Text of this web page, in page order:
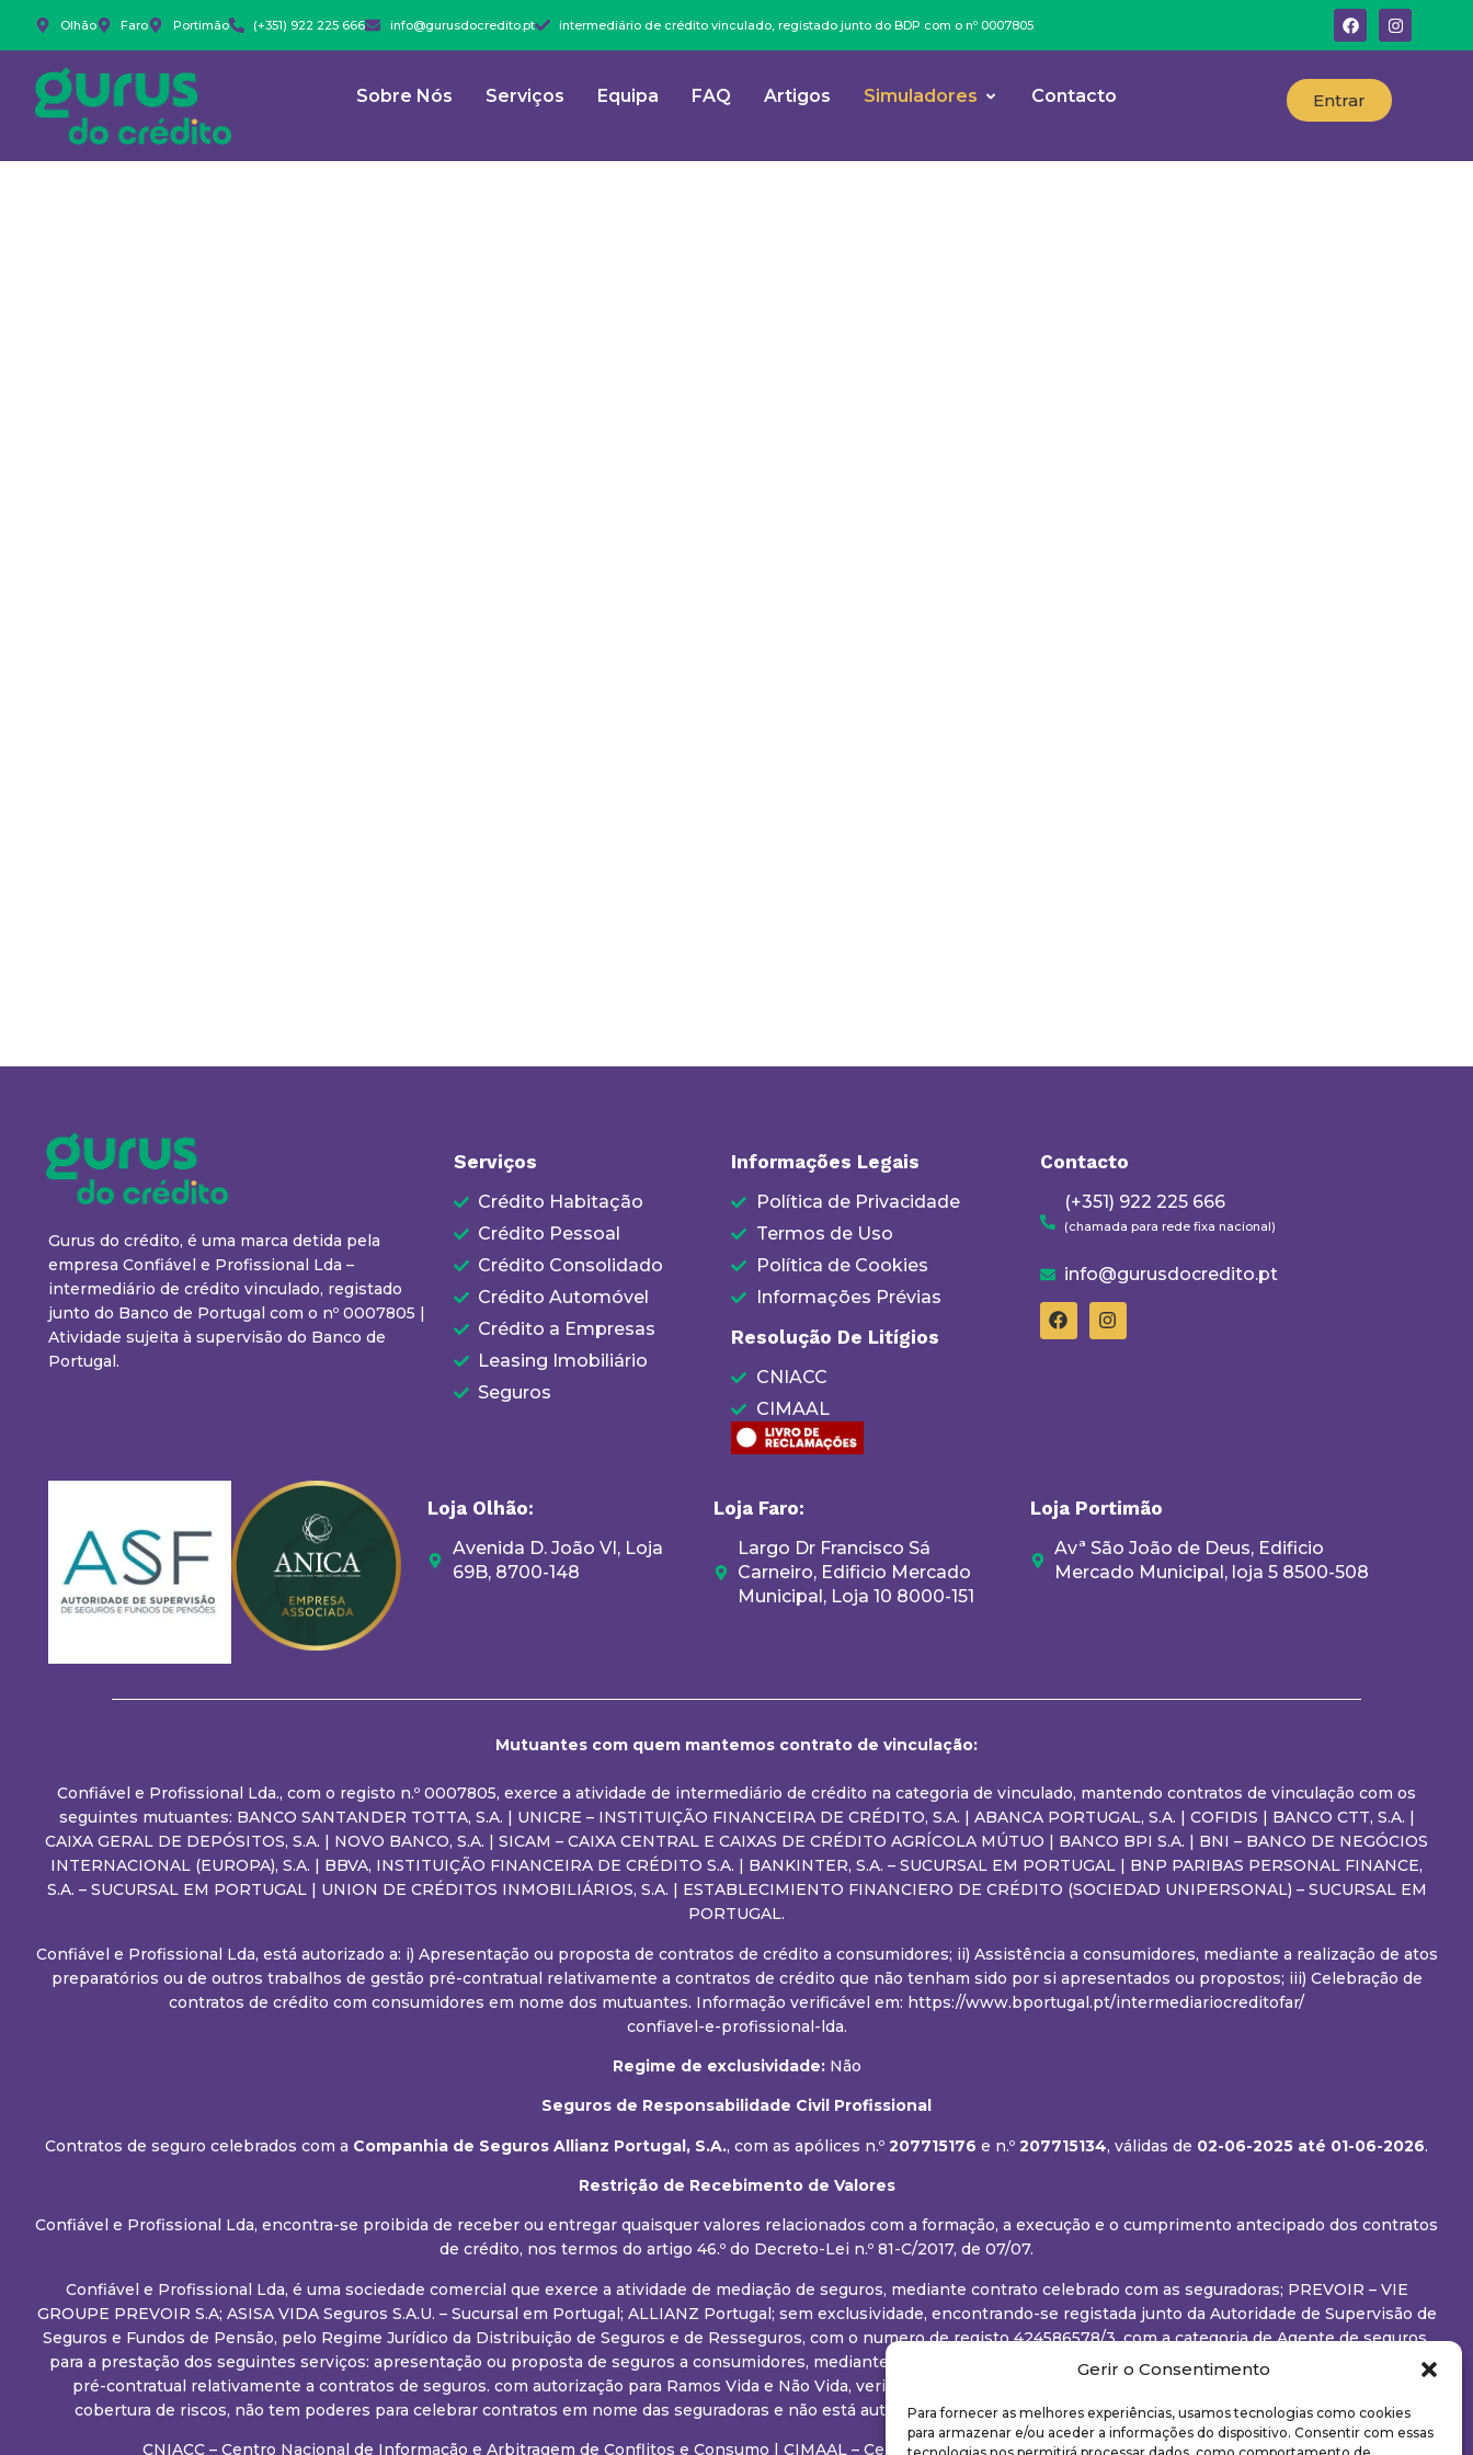
Gerir o Consentimento
Para fornecer as melhores experiências, usamos tecnologias como cookies
para armazenar e/ou aceder a informações do dispositivo. Consentir com essas
Olhão Faro Portimão (+351) 922 225 666 info@gurusdocredito.pt intermediário de crédito vinculado, registado junto do BDP com o nº 0007805
Sobre Nós Serviços Equipa FAQ Artigos Simuladores Contacto Entrar
Gurus do crédito, é uma marca detida pela
empresa Confiável e Profissional Lda –
intermediário de crédito vinculado, registado
junto do Banco de Portugal com o nº 0007805 |
Atividade sujeita à supervisão do Banco de
Portugal.
Serviços
Crédito Habitação
Crédito Pessoal
Crédito Consolidado
Crédito Automóvel
Crédito a Empresas
Leasing Imobiliário
Seguros
Informações Legais
Política de Privacidade
Termos de Uso
Política de Cookies
Informações Prévias
Resolução De Litígios
CNIACC
CIMAAL
Contacto
(+351) 922 225 666
(chamada para rede fixa nacional)
info@gurusdocredito.pt
Loja Olhão:
Avenida D. João VI, Loja
69B, 8700-148
Loja Faro:
Largo Dr Francisco Sá
Carneiro, Edificio Mercado
Municipal, Loja 10 8000-151
Loja Portimão
Avª São João de Deus, Edificio
Mercado Municipal, loja 5 8500-508
Mutuantes com quem mantemos contrato de vinculação:
Confiável e Profissional Lda., com o registo n.º 0007805, exerce a atividade de intermediário de crédito na categoria de vinculado, mantendo contratos de vinculação com os
seguintes mutuantes: BANCO SANTANDER TOTTA, S.A. | UNICRE – INSTITUIÇÃO FINANCEIRA DE CRÉDITO, S.A. | ABANCA PORTUGAL, S.A. | COFIDIS | BANCO CTT, S.A. |
CAIXA GERAL DE DEPÓSITOS, S.A. | NOVO BANCO, S.A. | SICAM – CAIXA CENTRAL E CAIXAS DE CRÉDITO AGRÍCOLA MÚTUO | BANCO BPI S.A. | BNI – BANCO DE NEGÓCIOS
INTERNACIONAL (EUROPA), S.A. | BBVA, INSTITUIÇÃO FINANCEIRA DE CRÉDITO S.A. | BANKINTER, S.A. – SUCURSAL EM PORTUGAL | BNP PARIBAS PERSONAL FINANCE,
S.A. – SUCURSAL EM PORTUGAL | UNION DE CRÉDITOS INMOBILIÁRIOS, S.A. | ESTABLECIMIENTO FINANCIERO DE CRÉDITO (SOCIEDAD UNIPERSONAL) – SUCURSAL EM
PORTUGAL.
Confiável e Profissional Lda, está autorizado a: i) Apresentação ou proposta de contratos de crédito a consumidores; ii) Assistência a consumidores, mediante a realização de atos
preparatórios ou de outros trabalhos de gestão pré-contratual relativamente a contratos de crédito que não tenham sido por si apresentados ou propostos; iii) Celebração de
contratos de crédito com consumidores em nome dos mutuantes. Informação verificável em: https://www.bportugal.pt/intermediariocreditofar/
confiavel-e-profissional-lda.
Regime de exclusividade:Não
Seguros de Responsabilidade Civil Profissional
Contratos de seguro celebrados com a Companhia de Seguros Allianz Portugal, S.A., com as apólices n.º 207715176 e n.º 207715134, válidas de 02-06-2025 até 01-06-2026.
Restrição de Recebimento de Valores
Confiável e Profissional Lda, encontra-se proibida de receber ou entregar quaisquer valores relacionados com a formação, a execução e o cumprimento antecipado dos contratos
de crédito, nos termos do artigo 46.º do Decreto-Lei n.º 81-C/2017, de 07/07.
Confiável e Profissional Lda, é uma sociedade comercial que exerce a atividade de mediação de seguros, mediante contrato celebrado com as seguradoras; PREVOIR – VIE
GROUPE PREVOIR S.A; ASISA VIDA Seguros S.A.U. – Sucursal em Portugal; ALLIANZ Portugal; sem exclusividade, encontrando-se registada junto da Autoridade de Supervisão de
Seguros e Fundos de Pensão, pelo Regime Jurídico da Distribuição de Seguros e de Resseguros, com o numero de registo 424586578/3, com a categoria de Agente de seguros,
para a prestação dos seguintes serviços: apresentação ou proposta de seguros a consumidores, mediante a realização de atos preparatórios ou de outros trabalhos de gestão
pré-contratual relativamente a contratos de seguros. com autorização para Ramos Vida e Não Vida, verificável em www.asf.com.pt. O mediador de seguros não assume a
cobertura de riscos, não tem poderes para celebrar contratos em nome das seguradoras e não está autorizado a receber prémios para serem entregues às seguradoras.
CNIACC – Centro Nacional de Informação e Arbitragem de Conflitos e Consumo | CIMAAL – Centro de Arbitragem de Conflitos de Consumo do Algarve.